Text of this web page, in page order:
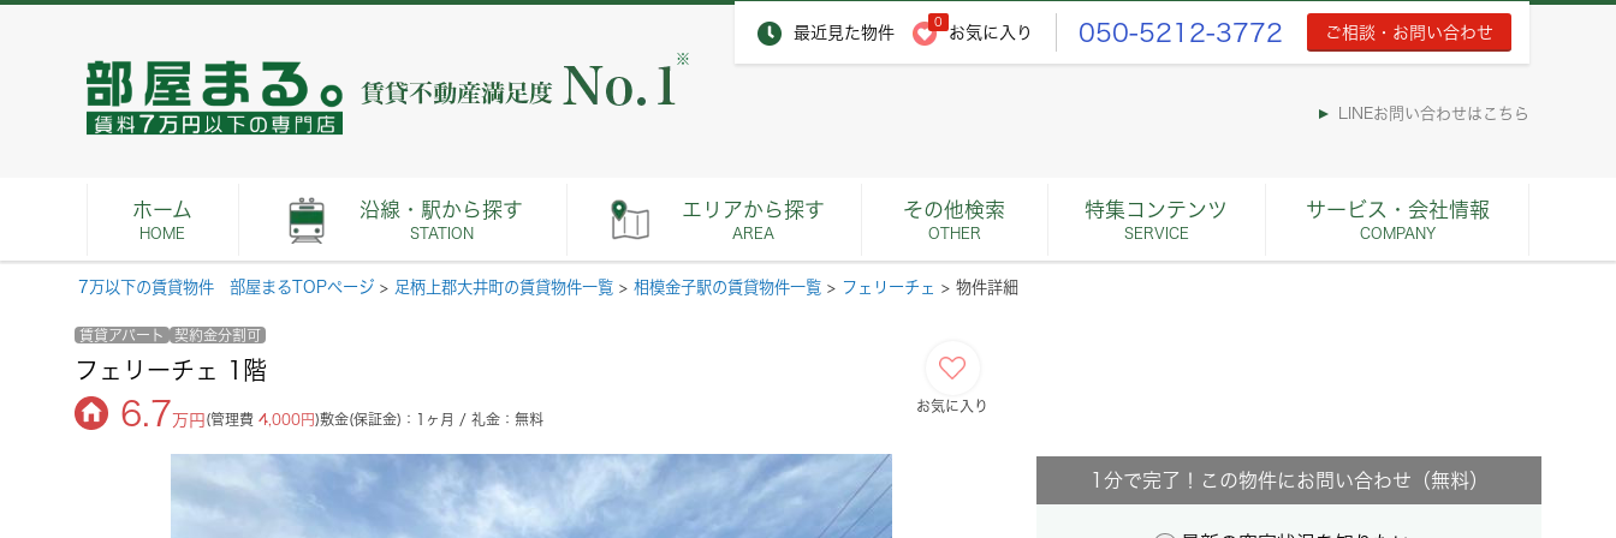
最近見た物件
0
お気に入り 050-5212-3772 ご相談・お問い合わせ
※
LINEお問い合わせはこちら
ホーム
HOME
沿線・駅から探す
STATION
エリアから探す
AREA
その他検索
OTHER
特集コンテンツ
SERVICE
サービス・会社情報
COMPANY
7万以下の賃貸物件 部屋まるTOPページ > 足柄上郡大井町の賃貸物件一覧 > 相模金子駅の賃貸物件一覧 > フェリーチェ > 物件詳細
賃貸アパート 契約金分割可
フェリーチェ 1階
6.7 万円 (管理費 4,000円)敷金(保証金)：1ヶ月 / 礼金：無料
お気に入り
1分で完了！この物件にお問い合わせ（無料）